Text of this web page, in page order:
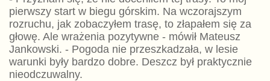
pierwszy start w biegu górskim. Na wczorajszym
rozruchu, jak zobaczyłem trasę, to złapałem się za
głowę. Ale wrażenia pozytywne - mówił Mateusz
Jankowski. - Pogoda nie przeszkadzała, w lesie
warunki były bardzo dobre. Deszcz był praktycznie
nieodczuwalny.